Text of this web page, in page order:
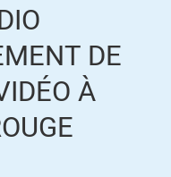
DE
À